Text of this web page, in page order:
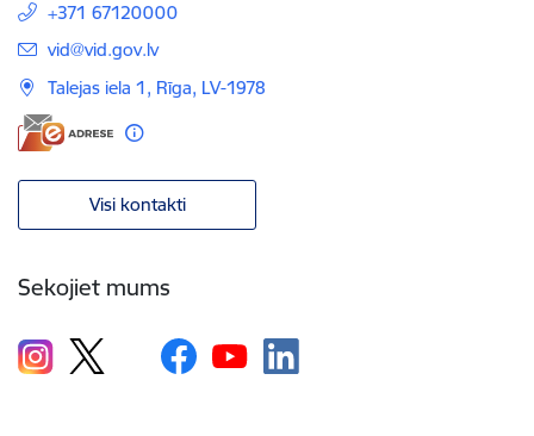
+371 67120000
E-pasts:
vid@vid.gov.lv
Talejas iela 1, Rīga, LV-1978
Visi kontakti
Sekojiet mums